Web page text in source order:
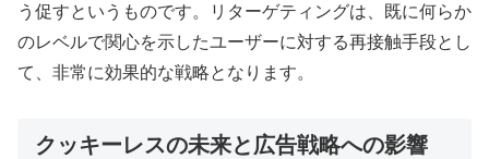
う促すというものです。リターゲティングは、既に何らか
のレベルで関心を示したユーザーに対する再接触手段とし
て、非常に効果的な戦略となります。
クッキーレスの未来と広告戦略への影響